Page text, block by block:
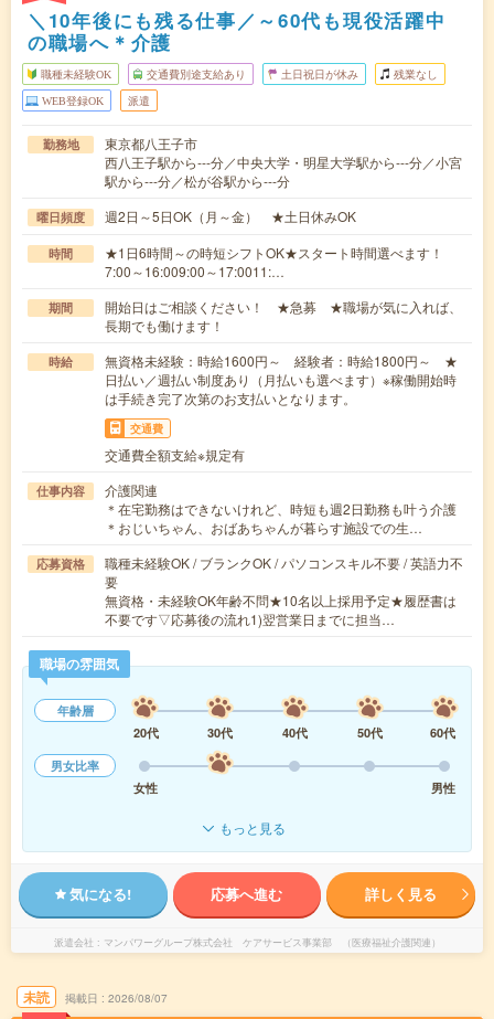
＼10年後にも残る仕事／～60代も現役活躍中
の職場へ＊介護
職種未経験OK 交通費別途支給あり 土日祝日が休み 残業なし
WEB登録OK 派遣
勤務地
東京都八王子市
西八王子駅から---分／中央大学・明星大学駅から---分／小宮
駅から---分／松が谷駅から---分
曜日頻度 週2日～5日OK（月～金） ★土日休みOK
時間
★1日6時間～の時短シフトOK★スタート時間選べます！
7:00～16:009:00～17:0011:…
期間
開始日はご相談ください！ ★急募 ★職場が気に入れば、
長期でも働けます！
時給
無資格未経験：時給1600円～ 経験者：時給1800円～ ★
日払い／週払い制度あり（月払いも選べます）※稼働開始時
は手続き完了次第のお支払いとなります。
交通費
交通費全額支給※規定有
仕事内容
介護関連
＊在宅勤務はできないけれど、時短も週2日勤務も叶う介護
＊おじいちゃん、おばあちゃんが暮らす施設での生…
応募資格
職種未経験OK / ブランクOK / パソコンスキル不要 / 英語力不
要
無資格・未経験OK年齢不問★10名以上採用予定★履歴書は
不要です▽応募後の流れ1)翌営業日までに担当…
職場の雰囲気
年齢層
20代
30代 40代 50代
60代
男女比率
女性
男性
もっと見る
気になる! 応募へ進む 詳しく見る
派遣会社 マンパワーグループ株式会社 ケアサービス事業部 （医療福祉介護関連）
未読 掲載日 2026/08/07